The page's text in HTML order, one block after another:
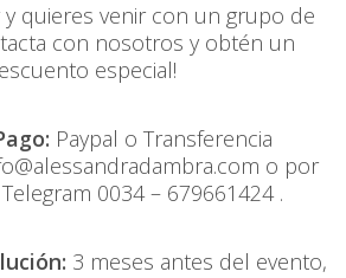
quieres venir con un grupo de
con nosotros y obtén un
especial!
Paypal o Transferencia
o por
0034 – 679661424 .
3 meses antes del evento,